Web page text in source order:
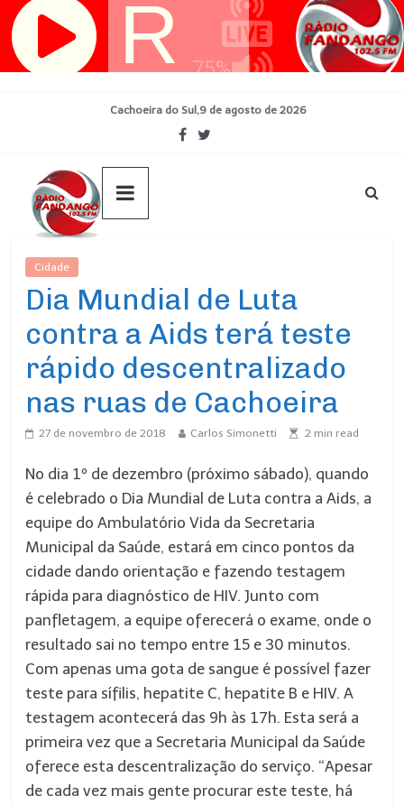
Pular
para
Cachoeira do Sul,9 de agosto de 2026
Cidade
Dia Mundial de Luta
contra a Aids terá teste
rápido descentralizado
nas ruas de Cachoeira
27 de novembro de 2018 Carlos Simonetti 2 min read
No dia 1º de dezembro (próximo sábado), quando
é celebrado o Dia Mundial de Luta contra a Aids, a
equipe do Ambulatório Vida da Secretaria
Municipal da Saúde, estará em cinco pontos da
cidade dando orientação e fazendo testagem
rápida para diagnóstico de HIV. Junto com
panfletagem, a equipe oferecerá o exame, onde o
resultado sai no tempo entre 15 e 30 minutos.
Com apenas uma gota de sangue é possível fazer
teste para sífilis, hepatite C, hepatite B e HIV. A
testagem acontecerá das 9h às 17h. Esta será a
primeira vez que a Secretaria Municipal da Saúde
oferece esta descentralização do serviço. “Apesar
de cada vez mais gente procurar este teste, há